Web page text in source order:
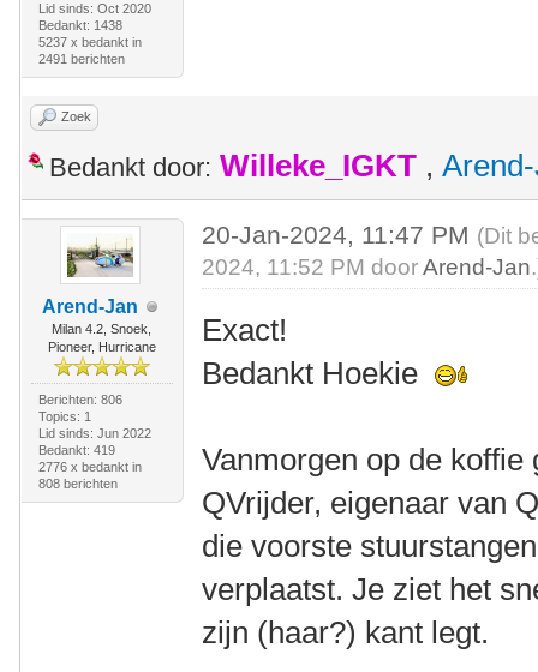
Lid sinds: Oct 2020
Bedankt: 1438
5237 x bedankt in
2491 berichten
Zoek
Bedankt door: Willeke_IGKT ,
Arend-Jan
Milan 4.2, Snoek,
Pioneer, Hurricane
Berichten: 806
Topics: 1
Lid sinds: Jun 2022
Bedankt: 419
2776 x bedankt in
808 berichten
20-Jan-2024, 11:47 PM (Dit
2024, 11:52 PM doorArend-Jan
Exact!
Bedankt Hoekie
Vanmorgen op de
QVrijder, eigenaar van
die voorste
verplaatst. Je ziet het
zijn (haar?) kant legt.